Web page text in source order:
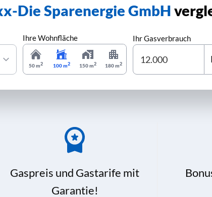
Die Sparenergie GmbH
Ihre Wohnfläche
50 m2 100 m2 150 m2 180 m2
Ihr Gasverbrauch
Gaspreis und Gastarife mit
Garantie!